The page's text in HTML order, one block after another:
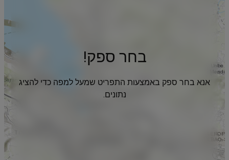
בחר ספק!
אנא בחר ספק באמצעות התפריט שמעל למפה כדי להציג
נתונים.